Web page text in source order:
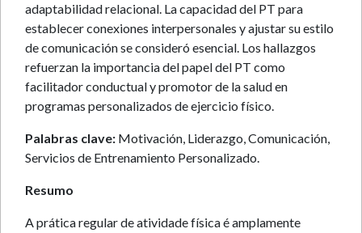
adaptabilidad relacional. La capacidad del PT para
establecer conexiones interpersonales y ajustar su estilo
de comunicación se consideró esencial. Los hallazgos
refuerzan la importancia del papel del PT como
facilitador conductual y promotor de la salud en
programas personalizados de ejercicio físico.
Palabras clave: Motivación, Liderazgo, Comunicación,
Servicios de Entrenamiento Personalizado.
Resumo
A prática regular de atividade física é amplamente